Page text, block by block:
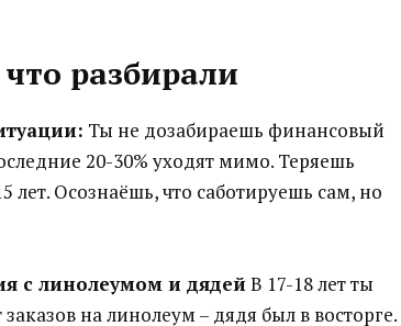
разбирали
Ты не дозабираешь финансовый
20-30% уходят мимо. Теряешь
лет. Осознаёшь, что саботируешь сам, но
с линолеумом и дядей В 17-18 лет ты
на линолеум – дядя был в восторге.